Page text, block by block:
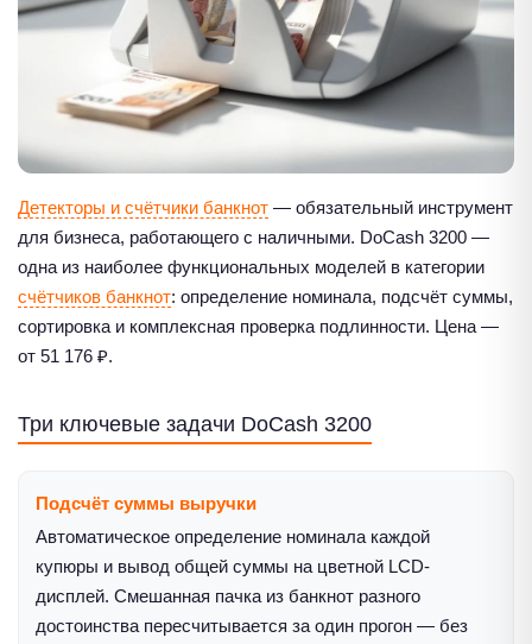
Детекторы и счётчики банкнот — обязательный инструмент
для бизнеса, работающего с наличными. DoCash 3200 —
одна из наиболее функциональных моделей в категории
счётчиков банкнот: определение номинала, подсчёт суммы,
сортировка и комплексная проверка подлинности. Цена —
от 51 176 ₽.
Три ключевые задачи DoCash 3200
Подсчёт суммы выручки
Автоматическое определение номинала каждой
купюры и вывод общей суммы на цветной LCD-
дисплей. Смешанная пачка из банкнот разного
достоинства пересчитывается за один прогон — без